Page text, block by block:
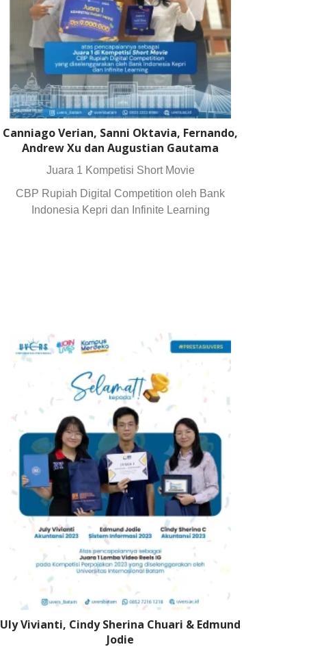
Canniago Verian, Sanni Oktavia, Fernando,
Andrew Xu dan Augustian Gautama
Juara 1 Kompetisi Short Movie
CBP Rupiah Digital Competition oleh Bank
Indonesia Kepri dan Infinite Learning
Uly Vivianti, Cindy Sherina Chuari & Edmund
Jodie